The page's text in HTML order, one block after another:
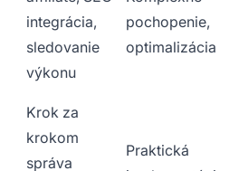
integrácia,
sledovanie
výkonu
pochopenie,
optimalizácia
Krok za
krokom
správa
Praktická